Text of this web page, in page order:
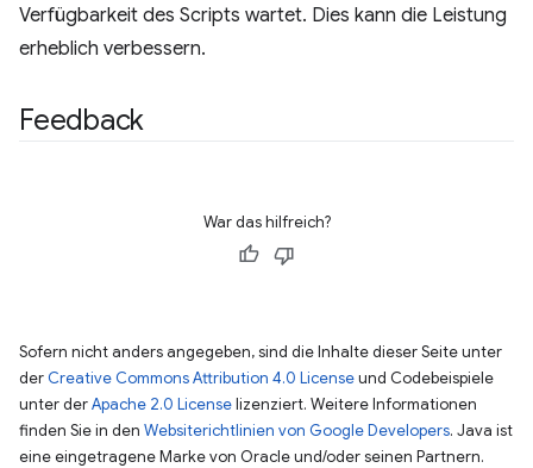
Verfügbarkeit des Scripts wartet. Dies kann die Leistung
erheblich verbessern.
Feedback
War das hilfreich?
Sofern nicht anders angegeben, sind die Inhalte dieser Seite unter
der Creative Commons Attribution 4.0 Licenseund Codebeispiele
unter derApache 2.0 Licenselizenziert. Weitere Informationen
finden Sie in den Websiterichtlinien von Google Developers. Java ist
eine eingetragene Marke von Oracle und/oder seinen Partnern.